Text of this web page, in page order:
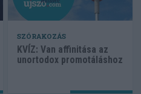
SZÓRAKOZÁS
KVÍZ: Van affinitása az
unortodox promotáláshoz